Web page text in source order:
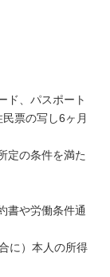
ド、パスポート
票の写し6ヶ月
定の条件を満た
書や労働条件通
に）本人の所得